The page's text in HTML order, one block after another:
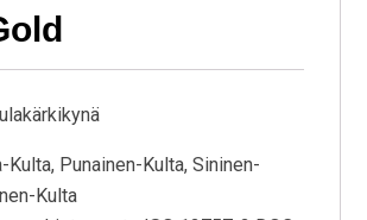
Kulta, Punainen-Kulta, Sininen-
Kulta